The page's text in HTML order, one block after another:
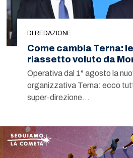
DI REDAZIONE
Come cambia Terna:
riassetto voluto da
Operativa dal 1° agosto la
organizzativa Terna: ecco
super-direzione…